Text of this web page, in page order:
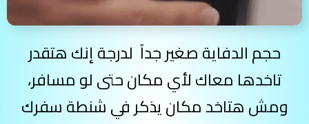
حجم الدفاية صغير جداً لدرجة إنك هتقدر
تاخدها معاك لأي مكان حتى لو مسافر،
ومش هتاخد مكان يذكر في شنطة سفرك